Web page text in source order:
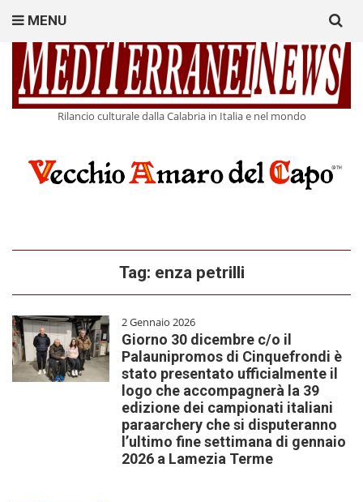
Rilancio culturale dalla Calabria in Italia e nel mondo
MENU
for:
Tag: enza petrilli
2 Gennaio 2026
Giorno 30 dicembre c/o il
Palaunipromos di Cinquefrondi è
stato presentato ufficialmente il
logo che accompagnerà la 39
edizione dei campionati italiani
paraarchery che si disputeranno
l’ultimo fine settimana di gennaio
2026 a Lamezia Terme